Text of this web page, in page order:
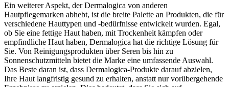
Ein weiterer Aspekt, der Dermalogica von anderen
Hautpflegemarken abhebt, ist die breite Palette an Produkten, die für
verschiedene Hauttypen und -bedürfnisse entwickelt wurden. Egal,
ob Sie eine fettige Haut haben, mit Trockenheit kämpfen oder
empfindliche Haut haben, Dermalogica hat die richtige Lösung für
Sie. Von Reinigungsprodukten über Seren bis hin zu
Sonnenschutzmitteln bietet die Marke eine umfassende Auswahl.
Das Beste daran ist, dass Dermalogica-Produkte darauf abzielen,
Ihre Haut langfristig gesund zu erhalten, anstatt nur vorübergehende